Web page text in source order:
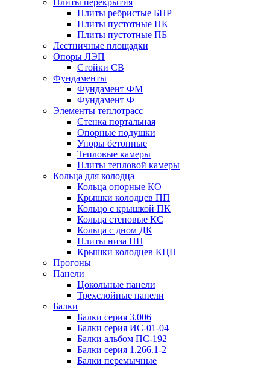
Плиты ребристые БПР
Плиты пустотные ПК
Плиты пустотные ПБ
Лестничные площадки
Опоры ЛЭП
Стойки СВ
Фундаменты
Фyндамент ФМ
Фyндамент Ф
Элементы теплотрасс
Стенка портальная
Опорные подушки
Упоры бетонные
Тепловые камеры
Плиты тепловой камеры
Кольца для колодца
Кольца опорные КО
Крышки колодцев ПП
Кольцо с крышкой ПК
Кольца стеновые КС
Кольца с дном ДК
Плиты низа ПН
Крышки колодцев КЦП
Прогоны
Панели
Цокольные панели
Трехслойные панели
Балки
Балки серия 3.006
Балки серия ИС-01-04
Балки альбом ПС-192
Балки серия 1.266.1-2
Балки перемычные